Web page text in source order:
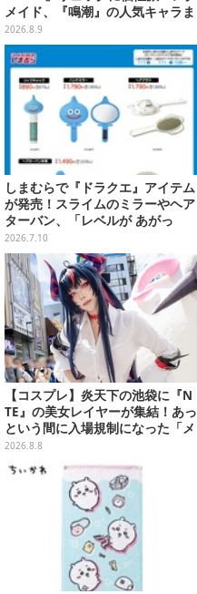
メイド、『鳴潮』の人気キャラま
で「ワンフェス」美女レイヤー6
選【写真28枚】
2026.8.9
しまむらで『ドラクエ』アイテム
が発売！スライムのミラーやヘア
ターバン、「レベルが あがっ
た！」アクセサリーなど
2026.7.10
【コスプレ】炎天下の池袋に『N
TE』の美女レイヤーが集結！あっ
という間に入場規制になった「メ
ェメェ村の大冒険」をレポート
【写真28枚】
2026.8.8